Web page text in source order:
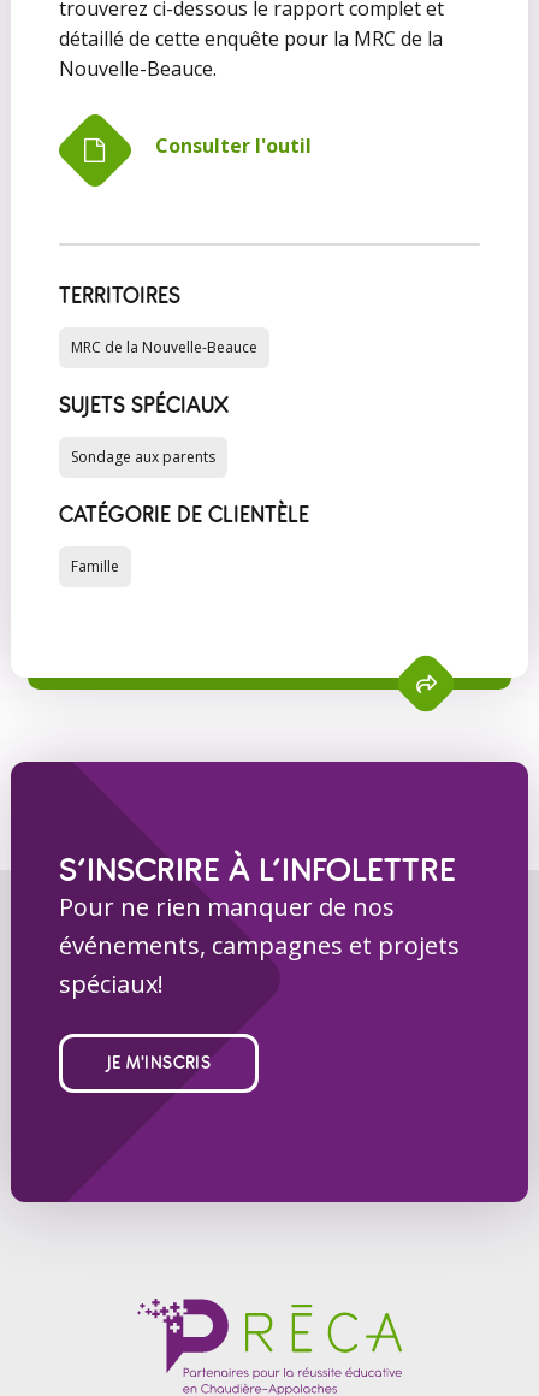
trouverez ci-dessous le rapport complet et
détaillé de cette enquête pour la MRC de la
Nouvelle-Beauce.
Consulter l'outil
TERRITOIRES
MRC de la Nouvelle-Beauce
SUJETS SPÉCIAUX
Sondage aux parents
CATÉGORIE DE CLIENTÈLE
Famille
S’INSCRIRE À L’INFOLETTRE
Pour ne rien manquer de nos
événements, campagnes et projets
spéciaux!
JE M'INSCRIS